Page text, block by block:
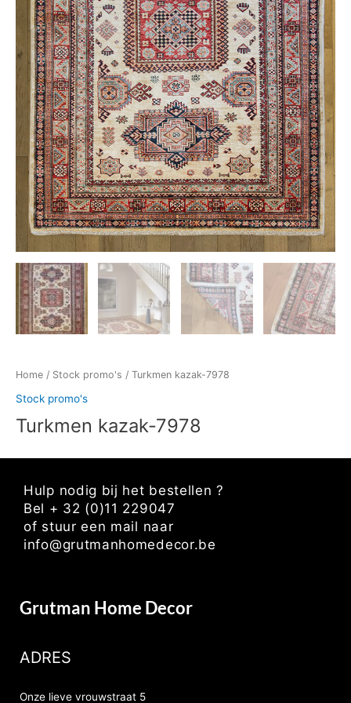
Home / Stock promo's / Turkmen kazak-7978
Stock promo's
Turkmen kazak-7978
Hulp nodig bij het bestellen ?
Bel + 32 (0)11 229047
of stuur een mail naar
info@grutmanhomedecor.be
Grutman Home Decor
ADRES
Onze lieve vrouwstraat 5